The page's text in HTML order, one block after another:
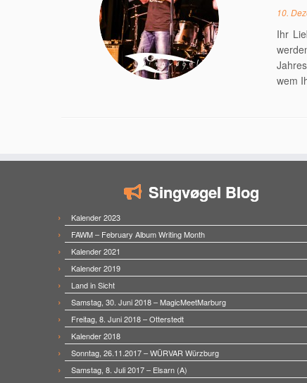
10.
Ihr
wem
Singvøgel Blog
Kalender 2023
FAWM – February Album Writing Month
Kalender 2021
Kalender 2019
Land in Sicht
Samstag, 30. Juni 2018 – MagicMeetMarburg
Freitag, 8. Juni 2018 – Otterstedt
Kalender 2018
Sonntag, 26.11.2017 – WÜRVAR Würzburg
Samstag, 8. Juli 2017 – Elsarn (A)